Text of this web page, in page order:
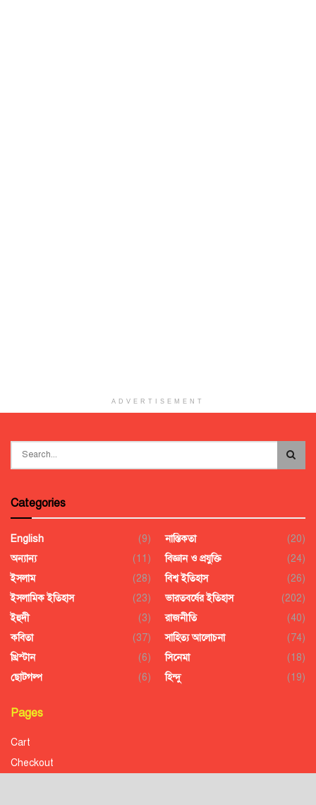
ADVERTISEMENT
Categories
English
(9)
অন্যান্য
(11)
ইসলাম
(28)
ইসলামিক ইতিহাস
(23)
ইহুদী
(3)
কবিতা
(37)
খ্রিস্টান
(6)
ছোটগল্প
(6)
নাস্তিকতা
(20)
বিজ্ঞান ও প্রযুক্তি
(24)
বিশ্ব ইতিহাস
(26)
ভারতবর্ষের ইতিহাস
(202)
রাজনীতি
(40)
সাহিত্য আলোচনা
(74)
সিনেমা
(18)
হিন্দু
(19)
Pages
Cart
Checkout